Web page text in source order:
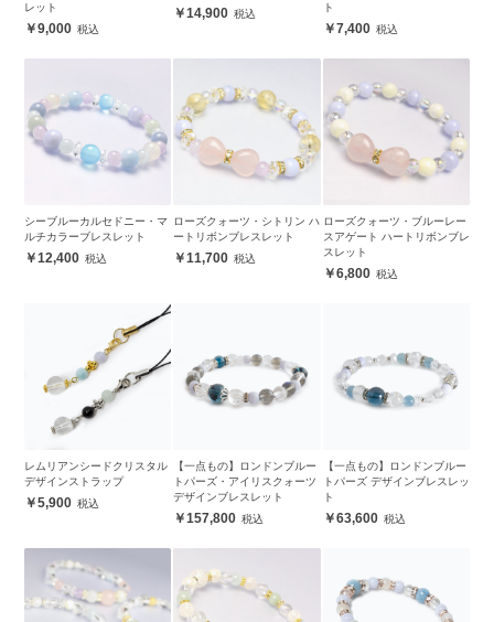
レット
9,000
14,900
ト
7,400
シーブルーカルセドニー・マ
ルチカラーブレスレット
12,400
ローズクォーツ・シトリン ハ
ートリボンブレスレット
11,700
ローズクォーツ・ブルーレー
スアゲート ハートリボンブレ
スレット
6,800
レムリアンシードクリスタル
デザインストラップ
5,900
【一点もの】ロンドンブルー
トパーズ・アイリスクォーツ
デザインブレスレット
157,800
【一点もの】ロンドンブルー
トパーズ デザインブレスレッ
ト
63,600